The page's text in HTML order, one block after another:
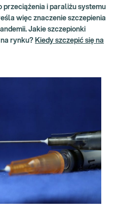
i paraliżu systemu
więc znaczenie szczepienia
Jakie szczepionki
rynku? Kiedy szczepić się na